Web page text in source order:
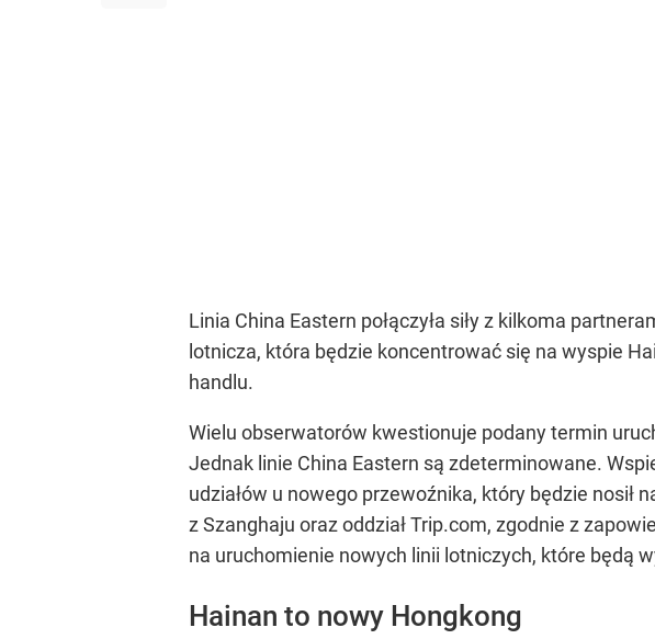
Linia China Eastern połączyła siły z kilkoma
lotnicza, która będzie koncentrować się na wyspie
handlu.
Wielu obserwatorów kwestionuje podany termin
Jednak linie China Eastern są zdeterminowane.
udziałów u nowego przewoźnika, który będzie
z Szanghaju oraz oddział Trip.com, zgodnie z
na uruchomienie nowych linii lotniczych, które będą
Hainan to nowy Hongkong